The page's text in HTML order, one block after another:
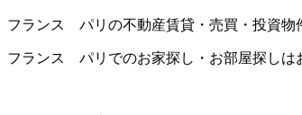
フランス パリの不動産賃貸・売買・投資物
フランス パリでのお家探し・お部屋探しは